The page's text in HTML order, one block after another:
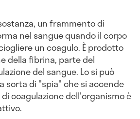
un frammento di
nel sangue quando il corpo
un coagulo. È prodotto
della fibrina, parte del
del sangue. Lo si può
sorta di "spia" che si accende
coagulazione dell'organismo è